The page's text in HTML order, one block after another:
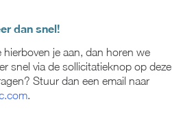
dan snel!
je aan, dan horen we
snel via de sollicitatieknop op deze
Stuur dan een email naar
.